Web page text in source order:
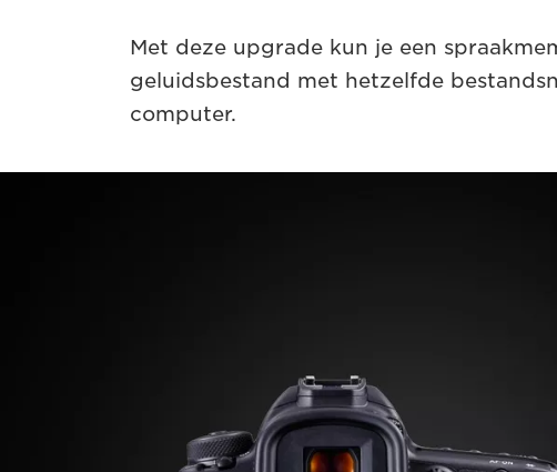
Met deze upgrade kun je een
geluidsbestand met hetzelfde
computer.